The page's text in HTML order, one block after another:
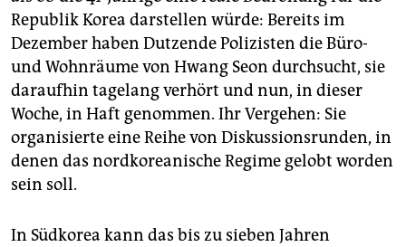
unterstützen
abo
genossenschaft
epaper login
Republik Korea darstellen würde: Bereits im
Dezember haben Dutzende Polizisten die Büro-
und Wohnräume von Hwang Seon durchsucht, sie
daraufhin tagelang verhört und nun, in dieser
Woche, in Haft genommen. Ihr Vergehen: Sie
organisierte eine Reihe von Diskussionsrunden, in
denen das nordkoreanische Regime gelobt worden
sein soll.
In Südkorea kann das bis zu sieben Jahren